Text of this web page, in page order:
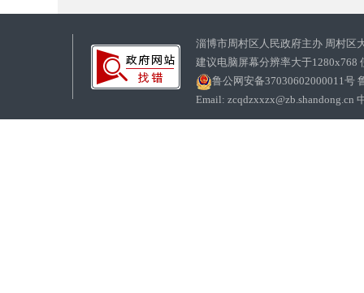
淄博市周村区人民政府主办 周村区
建议电脑屏幕分辨率大于1280x768
鲁公网安备37030602000011号
Email: zcqdzxxzx@zb.shandong.cn